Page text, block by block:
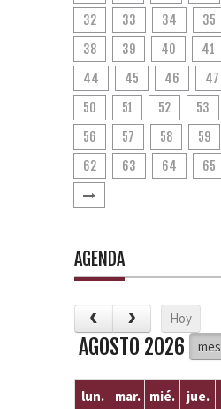
32
33 34 35
38
39 40 41
44
45 46 47
50
51 52 53
56
57 58 59
62
63 64 65
AGENDA
Hoy
mes
AGOSTO 2026
lun. mar. mié. jue.